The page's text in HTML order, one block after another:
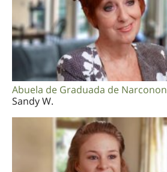
Abuela de Graduada de Narconon
Sandy W.